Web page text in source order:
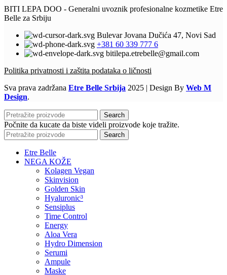
BITI LEPA DOO - Generalni uvoznik profesionalne kozmetike Etre
Belle za Srbiju
Bulevar Jovana Dučića 47, Novi Sad
+381 60 339 777 6
bitilepa.etrebelle@gmail.com
Politika privatnosti i zaštita podataka o ličnosti
Sva prava zadržana Etre Belle Srbija 2025 | Design By Web M
Design.
Search
Počnite da kucate da biste videli proizvode koje tražite.
Search
Etre Belle
NEGA KOŽE
Kolagen Vegan
Skinvision
Golden Skin
Hyaluronic³
Sensiplus
Time Control
Energy
Aloa Vera
Hydro Dimension
Serumi
Ampule
Maske